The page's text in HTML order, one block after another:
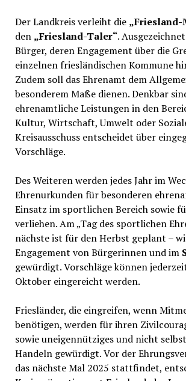
Der Landkreis verleiht die „Friesland-
den „Friesland-Taler“.
Bürger, deren Engagement über die
einzelnen friesländischen Kommune
Zudem soll das Ehrenamt dem
besonderem Maße dienen. Denkbar
ehrenamtliche Leistungen in den
Kultur, Wirtschaft, Umwelt oder
Kreisausschuss entscheidet über
Vorschläge.
Des Weiteren werden jedes Jahr im
Ehrenurkunden für besonderen
Einsatz im sportlichen Bereich sowie
verliehen. Am „Tag des sportlichen
nächste ist für den Herbst geplant –
Engagement von Bürgerinnen und im
gewürdigt. Vorschläge können
Oktober eingereicht werden.
Friesländer, die eingreifen, wenn
benötigen, werden für ihren
sowie uneigennütziges und nicht
Handeln gewürdigt. Vor der
das nächste Mal 2025 stattfindet,